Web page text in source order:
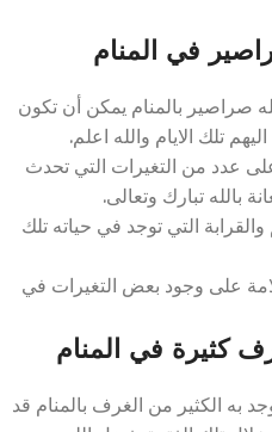
في المنام
صراصير بالمنام يمكن أن تكون
تلك الايام والله اعلم.
عدد من التغيرات التي تحدث
بالله تبارك وتعالى.
التي توجد في حياته تلك
على وجود بعض التغيرات في
كثيرة في المنام
به الكثير من الغرف بالمنام قد